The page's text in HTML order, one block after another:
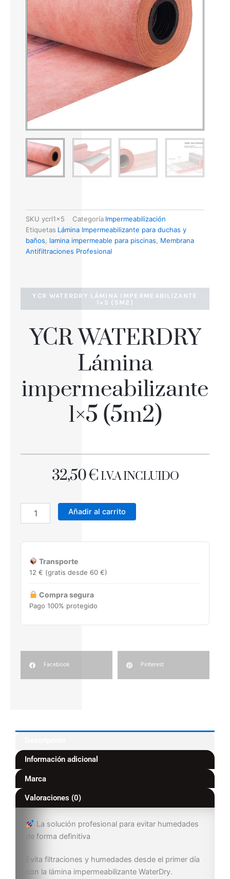
SKU ycrl1x5 Categoría Impermeabilización
Etiquetas Lámina Impermeabilizante para duchas y
baños
lamina impermeable para piscinas
Membrana
Antifiltraciones Profesional
YCR WATERDRY LÁMINA IMPERMEABILIZANTE
1×5 (5M2)
YCR WATERDRY
Lámina
impermeabilizante
1×5 (5m2)
32,50€ I.V.A INCLUIDO
YCR
WATERDRY
Lámina
1x5
cantidad
Añadir al carrito
Transporte
12 € (gratis desde 60 €)
Compra segura
Pago 100% protegido
Facebook Pinterest
Información adicional
Marca
Valoraciones (0)
La solución profesional para evitar humedades
de forma definitiva
Evita filtraciones y humedades desde el primer día
con la lámina impermeabilizante WaterDry.